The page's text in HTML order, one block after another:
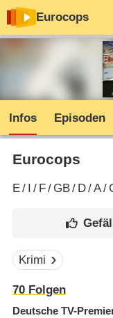
Eurocops
Infos Episoden
Eurocops
E/ / F/ GB/ D/A/
Krimi
70Folgen
Deutsche TV-